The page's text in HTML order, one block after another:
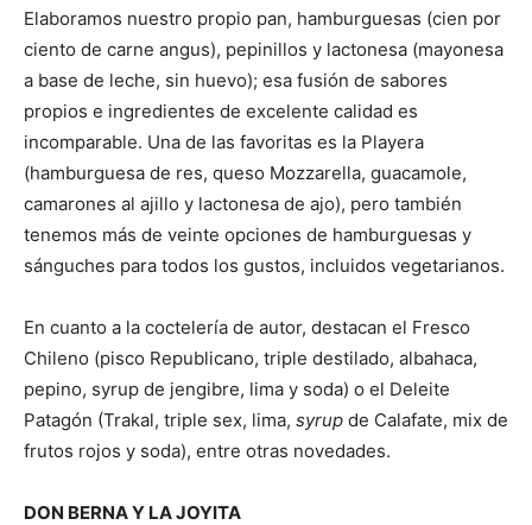
Elaboramos nuestro propio pan, hamburguesas (cien por
ciento de carne angus), pepinillos y lactonesa (mayonesa
a base de leche, sin huevo); esa fusión de sabores
propios e ingredientes de excelente calidad es
incomparable. Una de las favoritas es la Playera
(hamburguesa de res, queso Mozzarella, guacamole,
camarones al ajillo y lactonesa de ajo), pero también
tenemos más de veinte opciones de hamburguesas y
sánguches para todos los gustos, incluidos vegetarianos.
En cuanto a la coctelería de autor, destacan el Fresco
Chileno (pisco Republicano, triple destilado, albahaca,
pepino, syrup de jengibre, lima y soda) o el Deleite
Patagón (Trakal, triple sex, lima, syrup de Calafate, mix de
frutos rojos y soda), entre otras novedades.
DON BERNA Y LA JOYITA